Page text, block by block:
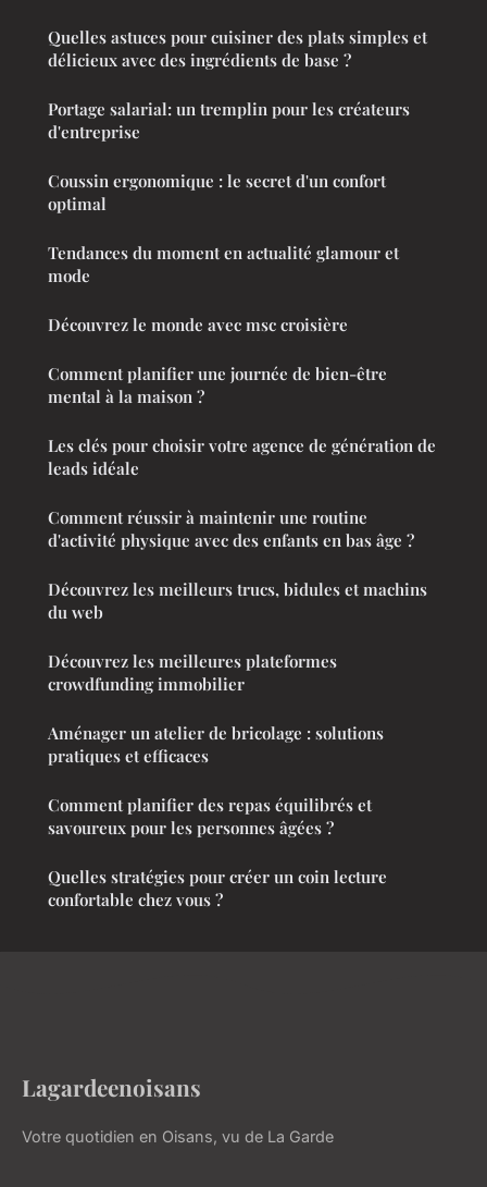
Quelles astuces pour cuisiner des plats simples et
délicieux avec des ingrédients de base ?
Portage salarial: un tremplin pour les créateurs
d'entreprise
Coussin ergonomique : le secret d'un confort
optimal
Tendances du moment en actualité glamour et
mode
Découvrez le monde avec msc croisière
Comment planifier une journée de bien-être
mental à la maison ?
Les clés pour choisir votre agence de génération de
leads idéale
Comment réussir à maintenir une routine
d'activité physique avec des enfants en bas âge ?
Découvrez les meilleurs trucs, bidules et machins
du web
Découvrez les meilleures plateformes
crowdfunding immobilier
Aménager un atelier de bricolage : solutions
pratiques et efficaces
Comment planifier des repas équilibrés et
savoureux pour les personnes âgées ?
Quelles stratégies pour créer un coin lecture
confortable chez vous ?
Lagardeenoisans
Votre quotidien en Oisans, vu de La Garde